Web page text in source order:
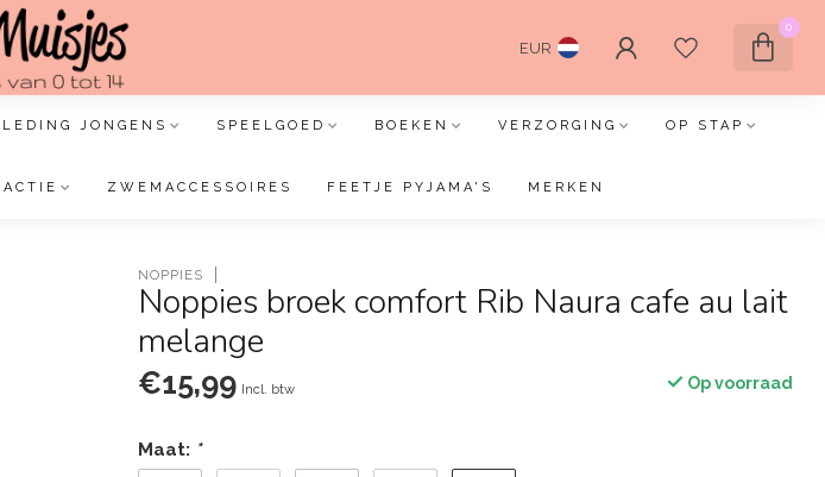
EUR
0
JONGENS SPEELGOED BOEKEN VERZORGING OP STAP
ACTIE ZWEMACCESSOIRES FEETJE PYJAMA'S MERKEN
NOPPIES
Noppies broek comfort Rib Naura cafe au lait
melange
€15,99 Incl. btw Op voorraad
Maat: *